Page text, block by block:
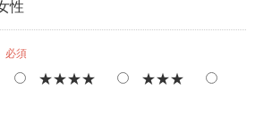
性
必須
★★★★
★★★